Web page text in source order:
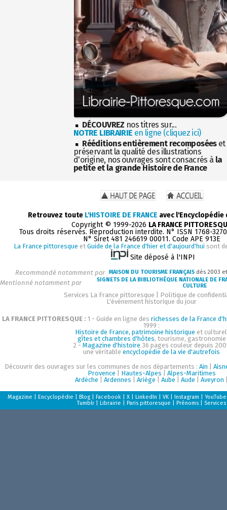
DÉCOUVREZ nos titres sur...
NOTRE LIBRAIRIE en ligne (cliquez ici)
Rééditions entièrement recomposéeset
préservant la qualité des illustrations
d'origine, nos ouvrages sont consacrés à la
petite et la grande Histoire de France
Retrouvez toute L'HISTOIRE DE FRANCE avec
Copyright © 1999-2026 LA FRANCE
Tous droits réservés. Reproduction interdite. N° ISSN 1768-
N° Siret 481 246619 00011. Code APE 913E
La France pittoresque et Guide de la France d'hier et d'aujourd'hui sont
Site déposé à l'INPI
Recommandé notamment par MAISON DU TOURISME FRANÇAIS dès 2003
Mentionné notamment par
SIGNETS DE LA BIBLIOTHÈQUE NATIONALE DE
CULTURE
Services La France pittoresque
Politique de
L'événement historique du jour
LA FRANCE PITTORESQUE : 1 - Guide en ligne des richesses de la France
1999 :
Histoire de France, patrimoine historique et
gîtes et chambres d'hôtes, tourisme, gastronomie
2 - Magazine d'histoire 36 pages couleur depuis
une véritableencyclopédie de la vie d'autrefois
Découvrir des ouvrages sur les communes de nos départements :Ain |
Provence
Hautes-Alpes
Alpes-Maritimes
Ardèche |Ardennes |Ariège |Aube |Aude |Aveyron
Magazine |Encyclopédie |Blog |Facebook |X |LinkedIn |VK |Instagram |YouTube
Tumblr |Librairie |Paris pittoresque |Prénoms Services